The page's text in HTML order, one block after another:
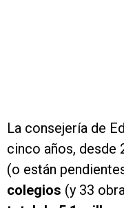
La consejería de
cinco años, desde
(o están
colegios (y 33